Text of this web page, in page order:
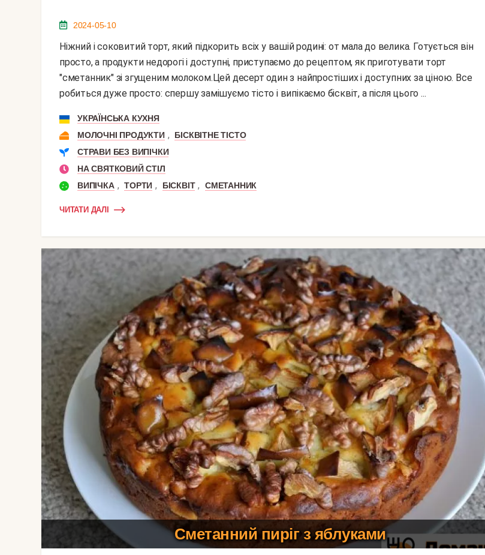
2024-05-10
Ніжний і соковитий торт, який підкорить всіх у вашій родині: от мала до велика. Готується він
просто, а продукти недорогі і доступні, приступаємо до рецептом, як приготувати торт
"сметанник" зі згущеним молоком.Цей десерт один з найпростіших і доступних за ціною. Все
робиться дуже просто: спершу замішуємо тісто і випікаємо бісквіт, а після цього ...
УКРАЇНСЬКА КУХНЯ
МОЛОЧНІ ПРОДУКТИ ,
БІСКВІТНЕ ТІСТО
СТРАВИ БЕЗ ВИПІЧКИ
НА СВЯТКОВИЙ СТІЛ
ВИПІЧКА , ТОРТИ , БІСКВІТ , СМЕТАННИК
ЧИТАТИ ДАЛІ
Сметанний пиріг з яблуками